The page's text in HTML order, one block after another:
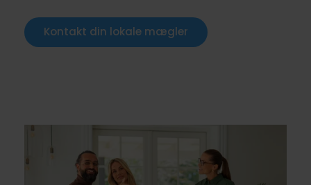
Kontakt din lokale mægler